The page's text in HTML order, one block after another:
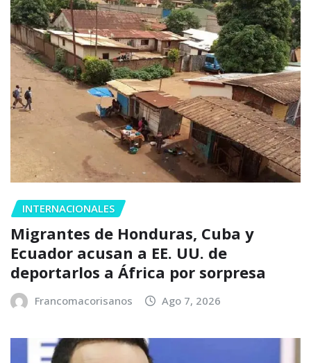
INTERNACIONALES
Migrantes de Honduras, Cuba y
Ecuador acusan a EE. UU. de
deportarlos a África por sorpresa
Francomacorisanos Ago 7, 2026